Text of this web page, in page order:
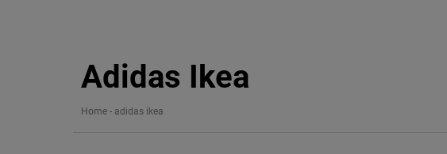
Adidas Ikea
Home - adidas ikea